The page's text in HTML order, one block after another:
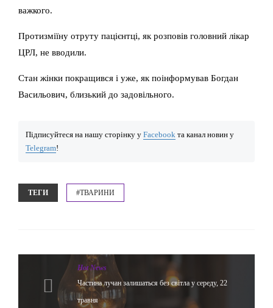
важкого.
Протизміїну отруту пацієнтці, як розповів головний лікар
ЦРЛ, не вводили.
Стан жінки покращився і уже, як поінформував Богдан
Васильович, близький до задовільного.
Підписуйтеся на нашу сторінку у Facebook та канал новин у
Telegram!
ТЕГИ #ТВАРИНИ
Hot News
Частина лучан залишаться без світла у середу, 22
травня